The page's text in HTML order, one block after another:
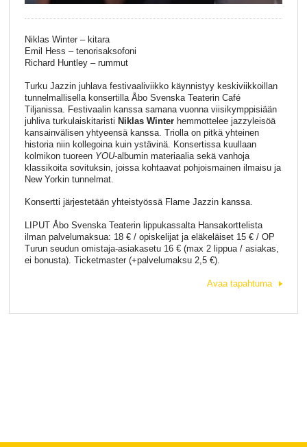
Niklas Winter – kitara
Emil Hess – tenorisaksofoni
Richard Huntley – rummut
Turku Jazzin juhlava festivaaliviikko käynnistyy keskiviikkoillan
tunnelmallisella konsertilla Åbo Svenska Teaterin Café
Tiljanissa. Festivaalin kanssa samana vuonna viisikymppisiään
juhliva turkulaiskitaristi Niklas Winterhemmottelee jazzyleisöä
kansainvälisen yhtyeensä kanssa. Triolla on pitkä yhteinen
historia niin kollegoina kuin ystävinä. Konsertissa kuullaan
kolmikon tuoreen YOU-albumin materiaalia sekä vanhoja
klassikoita sovituksin, joissa kohtaavat pohjoismainen ilmaisu ja
New Yorkin tunnelmat.
Konsertti järjestetään yhteistyössä Flame Jazzin kanssa.
LIPUT Åbo Svenska Teaterin lippukassalta Hansakorttelista
ilman palvelumaksua: 18 € / opiskelijat ja eläkeläiset 15 € / OP
Turun seudun omistaja-asiakasetu 16 € (max 2 lippua / asiakas,
ei bonusta). Ticketmaster (+palvelumaksu 2,5 €).
Avaa tapahtuma